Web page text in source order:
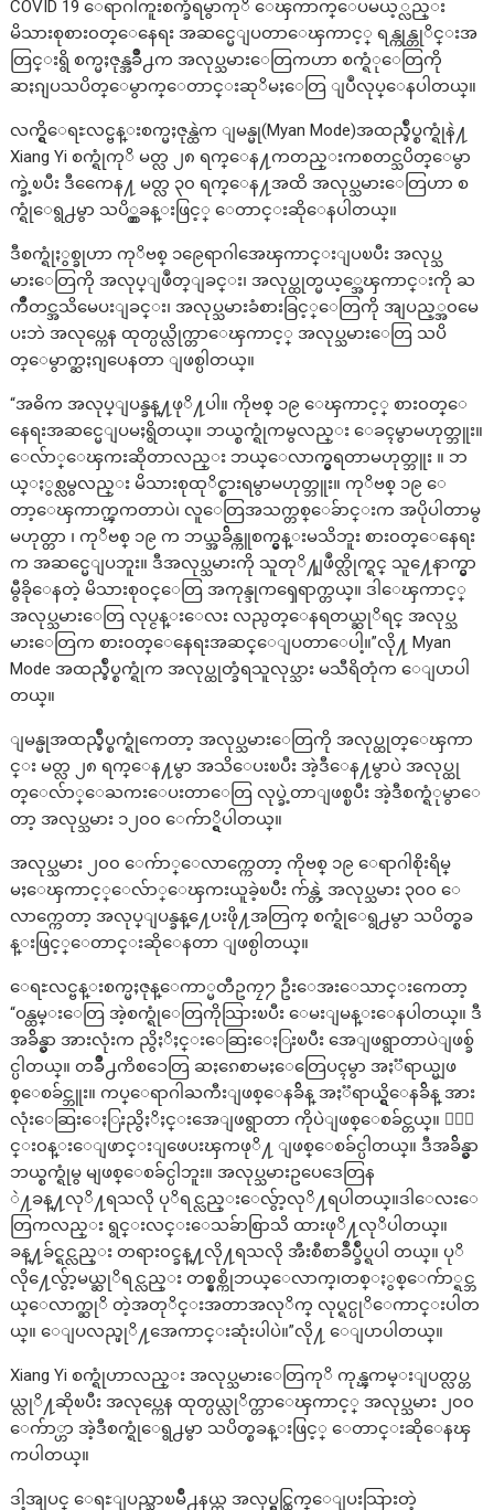
COVID 19 ေရာဂါကူးစက္ခံရမွာကုိ ေၾကာက္ေပမယ့္လည္း
မိသားစုစား၀တ္ေနေရး အဆင္မေျပတာေၾကာင့္ ရန္ကုန္တုိင္းအ
တြင္းရွိ စက္မႈဇုန္အခ်ိဳ႕က အလုပ္သမားေတြကဟာ စက္ရံုေတြကို
ဆႏၵျပသပိတ္ေမွာက္ေတာင္းဆုိမႈေတြ ျပဳလုပ္ေနပါတယ္။
လက္ရွိေရႊလင္ဗန္းစက္မႈဇုန္ထဲက ျမန္မု(Myan Mode)အထည္ခ်ဳပ္စက္ရုံနဲ႔
Xiang Yi စက္ရုံကုိ မတ္လ ၂၈ ရက္ေန႔ကတည္းကစတင္သပိတ္ေမွာ
က္ခဲ့ၿပီး ဒီကေေန႔ မတ္လ ၃၀ ရက္ေန႔အထိ အလုပ္သမားေတြဟာ စ
က္ရုံေရွ႕မွာ သပိ္တ္စခန္းဖြင့္ ေတာင္းဆိုေနပါတယ္။
ဒီစက္ရုံႏွစ္ခုဟာ ကုိဗစ္ ၁၉ေရာဂါအေၾကာင္းျပၿပီး အလုပ္သ
မားေတြကို အလုပ္ျဖဳတ္ျခင္း၊ အလုပ္ထုတ္မယ့္အေၾကာင္းကို ႀ
ကိဳတင္အသိမေပးျခင္း၊ အလုပ္သမားခံစားခြင့္ေတြကို အျပည့္အ၀မေ
ပးဘဲ အလုပ္ကေန ထုတ္ပယ္လိုက္တာေၾကာင့္ အလုပ္သမားေတြ သပိ
တ္ေမွာက္ဆႏၵျပေနတာ ျဖစ္ပါတယ္။
“အဓိက အလုပ္ျပန္ခန္႔ဖုိ႔ပါ။ ကိုဗစ္ ၁၉ ေၾကာင့္ စား၀တ္ေ
နေရးအဆင္မေျပမႈရွိတယ္။ ဘယ္စက္ရုံကမွလည္း ေခၚမွာမဟုတ္ဘူး။
ေလ်ာ္ေၾကးဆိုတာလည္း ဘယ္ေလာက္မွရတာမဟုတ္ဘူး ။ ဘ
ယ္ႏွစ္လမွလည္း မိသားစုထုိင္စားရမွာမဟုတ္ဘူး။ ကုိဗစ္ ၁၉ ေ
တာ့ေၾကာက္ၾကတာပဲ၊ လူေတြအသက္တစ္ေခ်ာင္းက အပိုပါတာမွ
မဟုတ္တာ ၊ ကုိဗစ္ ၁၉ က ဘယ္အခ်ိန္ကူစက္မွန္းမသိဘူး စား၀တ္ေနေရး
က အဆင္မေျပဘူး။ ဒီအလုပ္သမားကို သူတုိ႔ျဖဳတ္လိုက္ရင္ သူ႔ေနာက္မွာ
မွီခိုေနတဲ့ မိသားစု၀င္ေတြ အကုန္ဒုကၡေရာက္တယ္။ ဒါေၾကာင့္
အလုပ္သမားေတြ လုပ္ငန္းေလး လည္ပတ္ေနရတယ္ဆုိရင္ အလုပ္သ
မားေတြက စား၀တ္ေနေရးအဆင္ေျပတာေပါ့။”လို႔ Myan
Mode အထည္ခ်ဳပ္စက္ရုံက အလုပ္ထုတ္ခံရသူလုပ္သား မသီရိတုံက ေျပာပါ
တယ္။
ျမန္မုအထည္ခ်ဳပ္စက္ရုံကေတာ့ အလုပ္သမားေတြကို အလုပ္ထုတ္ေၾကာ
င္း မတ္လ ၂၈ ရက္ေန႔မွာ အသိေပးၿပီး အဲ့ဒီေန႔မွာပဲ အလုပ္ထု
တ္ေလ်ာ္ေႀကးေပးတာေတြ လုပ္ခဲ့တာျဖစ္ၿပီး အဲ့ဒီစက္ရံုမွာေ
တာ့ အလုပ္သမား ၁၂၀၀ ေက်ာ္ရွိပါတယ္။
အလုပ္သမား ၂၀၀ ေက်ာ္ေလာက္ကေတာ့ ကိုဗစ္ ၁၉ ေရာဂါစိုးရိမ္
မႈေၾကာင့္ေလ်ာ္ေၾကးယူခဲ့ၿပီး က်န္တဲ့ အလုပ္သမား ၃၀၀ ေ
လာက္ကေတာ့ အလုပ္ျပန္ခန္႔ေပးဖို႔အတြက္ စက္ရုံေရွ႕မွာ သပိတ္စခ
န္းဖြင့္ေတာင္းဆိုေနတာ ျဖစ္ပါတယ္။
ေရႊလင္ဗန္းစက္မႈဇုန္ေကာ္မတီဥကၠ႒ ဦးေအးေသာင္းကေတာ့
“၀န္ထမ္းေတြ အဲ့စက္ရုံေတြကိုသြားၿပီး ေမးျမန္းေနပါတယ္။ ဒီ
အခ်ိန္မွာ အားလုံးက ညွိႏိႈင္းေဆြးေႏြးၿပီး အေျဖရွာတာပဲျဖစ္ခ်
င္ပါတယ္။ တခ်ိဳ႕ကိစၥေတြ ဆႏၵေစာမႈေတြေပၚမွာ အႏၱရာယ္မျဖ
စ္ေစခ်င္ဘူး။ ကပ္ေရာဂါႀကီးျဖစ္ေနခ်ိန္ အႏၱရာယ္ရွိေနခ်ိန္ အား
လုံးေဆြးေႏြးညွိႏိႈင္းအေျဖရွာတာ ကိုပဲျဖစ္ေစခ်င္တယ္။ ၀ုိ
င္း၀န္းေျဖာင္းျဖေပးၾကဖုိ႔ ျဖစ္ေစခ်င္ပါတယ္။ ဒီအခ်ိန္မွာ
ဘယ္စက္ရုံမွ မျဖစ္ေစခ်င္ပါဘူး။ အလုပ္သမားဥပေဒေတြန
ဲ႔ခန္႔လုိ႔ရသလို ပုိရင္လည္းေလွ်ာ့လုိ႔ရပါတယ္။ဒါေလးေ
တြကလည္း ရွင္းလင္းေသခ်ာစြာသိ ထားဖုိ႔လုိပါတယ္။
ခန္႔ခ်င္ရင္လည္း တရား၀င္ခန္႔လို႔ရသလို အီးစီစာခ်ဳပ္ခ်ဳပ္ရပါ တယ္။ ပုိ
လို႔ေလွ်ာ့မယ္ဆုိရင္လည္း တစ္နွစ္ကိုဘယ္ေလာက္၊တစ္ႏွစ္ေက်ာ္ရင္ဘ
ယ္ေလာက္ဆုိ တဲ့အတုိင္းအတာအလုိက္ လုပ္ရင္ပုိေကာင္းပါတ
ယ္။ ေျပလည္ဖုိ႔အေကာင္းဆုံးပါပဲ။”လို႔ ေျပာပါတယ္။
Xiang Yi စက္ရုံဟာလည္း အလုပ္သမားေတြကုိ ကုန္ၾကမ္းျပတ္လပ္တ
ယ္လုိ႔ဆိုၿပီး အလုပ္ကေန ထုတ္ပယ္လုိက္တာေၾကာင့္ အလုပ္သမား ၂၀၀
ေက်ာ္ဟာ အဲ့ဒီစက္ရုံေရွ႕မွာ သပိတ္စခန္းဖြင့္ ေတာင္းဆိုေနၾ
ကပါတယ္။
ဒါ့အျပင္ ေရႊျပည္သာၿမိဳ႕နယ္က အလုပ္ရွင္ထြက္ေျပးသြားတဲ့